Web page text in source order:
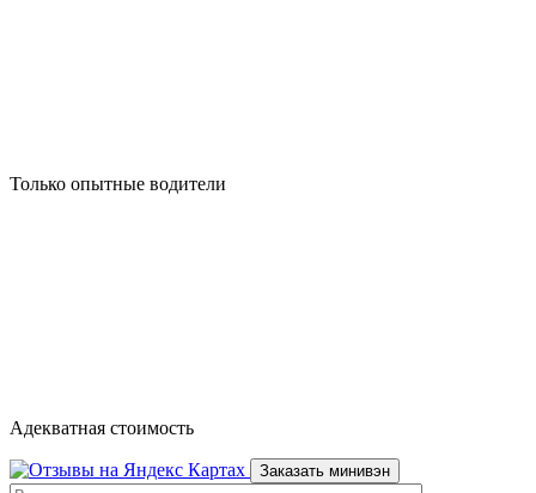
Только опытные водители
Адекватная стоимость
Заказать минивэн